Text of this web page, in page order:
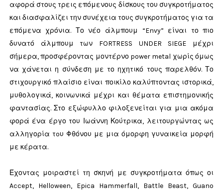
αφορά στους τρεις επόμενους δίσκους του συγκροτήματος
και διασφαλίζει την συνέχεια τους συγκροτήματος για τα
επόμενα χρόνια. Το νέο άλμπουμ “Envy” είναι το πιο
δυνατό άλμπουμ των FORTRESS UNDER SIEGE μέχρι
σήμερα, προσφέροντας μοντέρνο power metal χωρίς όμως
να χάνεται η σύνδεση με το ηχητικό τους παρελθόν. Το
στιχουργικό πλαίσιο είναι ποικίλο καλύπτοντας ιστορικά,
μυθολογικά, κοινωνικά μέχρι και θέματα επιστημονικής
φαντασίας. Στο εξώφυλλο φιλοξενείται για μια ακόμα
φορά ένα έργο του Ιωάννη Κούτρικα, λειτουργώντας ως
αλληγορία τoυ Φθόνου με μια όμορφη γυναικεία μορφή
με κέρατα.
Έχοντας μοιραστεί τη σκηνή με συγκροτήματα όπως οι
Accept, Helloween, Epica Hammerfall, Battle Beast, Guano